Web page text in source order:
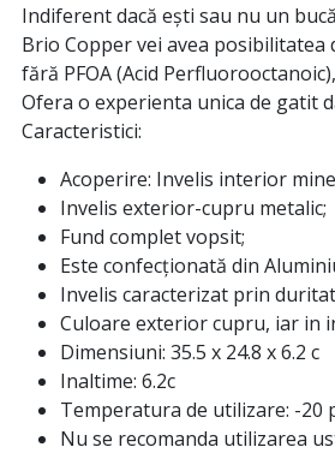
Indiferent dacă ești sau nu un
Brio Copper vei avea posibilitatea
fără PFOA (Acid
Ofera o experienta unica de gatit
Caracteristici:
Acoperire: Invelis interior
Invelis exterior-cupru metalic;
Fund complet vopsit;
Este confecționată din
Invelis caracterizat prin
Culoare exterior cupru, iar in
Dimensiuni: 35.5 x 24.8 x 6.2 c
Inaltime: 6.2c
Temperatura de utilizare: -20
Nu se recomanda utilizarea